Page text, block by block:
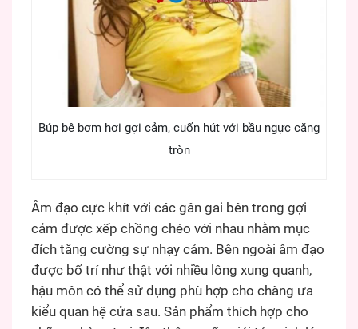
Búp bê bơm hơi gợi cảm, cuốn hút với bầu ngực căng
tròn
Âm đạo cực khít với các gân gai bên trong gợi
cảm được xếp chồng chéo với nhau nhằm mục
đích tăng cường sự nhạy cảm. Bên ngoài âm đạo
được bố trí như thật với nhiều lông xung quanh,
hậu môn có thể sử dụng phù hợp cho chàng ưa
kiểu quan hệ cửa sau. Sản phẩm thích hợp cho